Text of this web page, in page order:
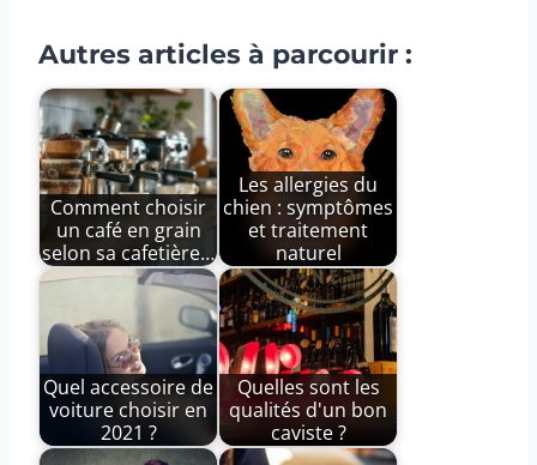
Autres articles à parcourir :
Comment choisir
un café en grain
selon sa cafetière…
Les allergies du
chien : symptômes
et traitement
naturel
Quel accessoire de
voiture choisir en
2021 ?
Quelles sont les
qualités d'un bon
caviste ?